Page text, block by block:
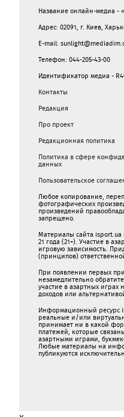
Название онлайн-медиа -
Адрес: 02091, г. Киев,
E-mail:
Телефон: 044-205-43-00
Идентификатор медиа -
Контакты
Редакция
Про проект
Редакционная политика
Политика в сфере
данных
Пользовательское
Любое копирование,
фотографических
произведений
запрещено.
Материалы сайта
21 года (21+). Участие в
игровую зависимость.
(принципов)
При появлении первых
незамедлительно
участие в азартных
доходов или
Информационный ресурс
реальные и/или
принимает ни в какой
платежей, которые
азартными игрaми,
Любые материалы на
публикуютcя